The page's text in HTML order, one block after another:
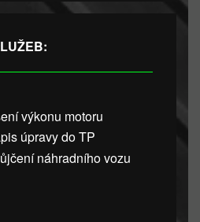
výkonu motoru
úpravy do TP
náhradního vozu